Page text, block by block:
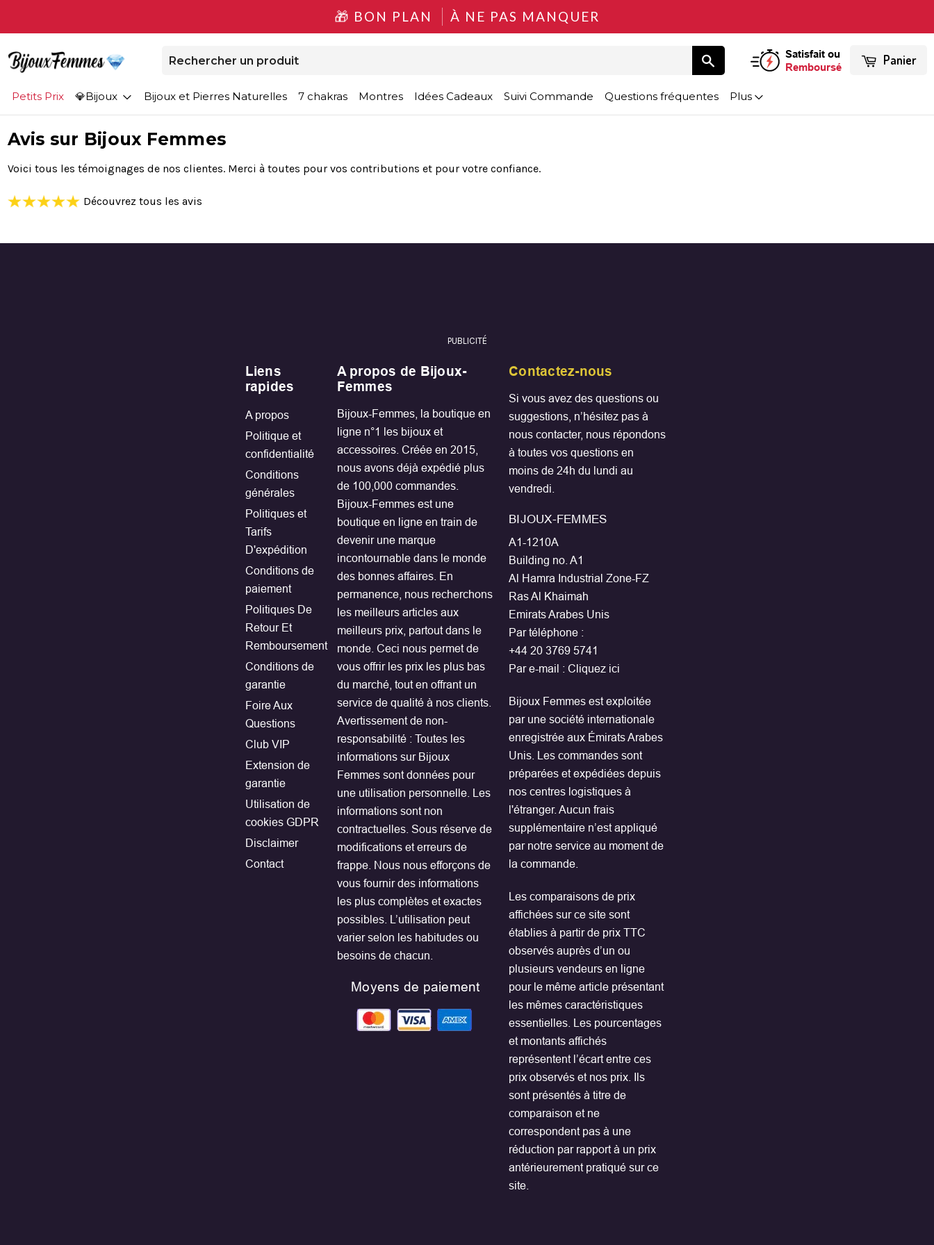
BON PLAN À NE PAS MANQUER
Satisfait ou
Remboursé
Panier
Petits Prix Bijoux Bijoux et Pierres Naturelles 7 chakras Montres Idées Cadeaux Suivi Commande Questions fréquentes Plus
Avis sur Bijoux Femmes
Voici tous les témoignages de nos clientes. Merci à toutes pour vos contributions et pour votre confiance.
Découvrez tous les avis
PUBLICITÉ
Liens
rapides
A propos
Politique et
confidentialité
Conditions
générales
Politiques et
Tarifs
D'expédition
Conditions de
paiement
Politiques De
Retour Et
Remboursement
Conditions de
garantie
Foire Aux
Questions
Club VIP
Extension de
garantie
Utilisation de
cookies GDPR
Disclaimer
Contact
A propos de Bijoux-
Femmes
Bijoux-Femmes, la boutique en
ligne n°1 les bijoux et
accessoires. Créée en 2015,
nous avons déjà expédié plus
de 100,000 commandes.
Bijoux-Femmes est une
boutique en ligne en train de
devenir une marque
incontournable dans le monde
des bonnes affaires. En
permanence, nous recherchons
les meilleurs articles aux
meilleurs prix, partout dans le
monde. Ceci nous permet de
vous offrir les prix les plus bas
du marché, tout en offrant un
service de qualité à nos clients.
Avertissement de non-
responsabilité : Toutes les
informations sur Bijoux
Femmes sont données pour
une utilisation personnelle. Les
informations sont non
contractuelles. Sous réserve de
modifications et erreurs de
frappe. Nous nous efforçons de
vous fournir des informations
les plus complètes et exactes
possibles. L’utilisation peut
varier selon les habitudes ou
besoins de chacun.
Moyens de paiement
Contactez-nous
Si vous avez des questions ou
suggestions, n’hésitez pas à
nous contacter, nous répondons
à toutes vos questions en
moins de 24h du lundi au
vendredi.
BIJOUX-FEMMES
A1-1210A
Building no. A1
Al Hamra Industrial Zone-FZ
Ras Al Khaimah
Emirats Arabes Unis
Par téléphone :
+44 20 3769 5741
Par e-mail : Cliquez ici
Bijoux Femmes est exploitée
par une société internationale
enregistrée aux Émirats Arabes
Unis. Les commandes sont
préparées et expédiées depuis
nos centres logistiques à
l'étranger. Aucun frais
supplémentaire n’est appliqué
par notre service au moment de
la commande.
Les comparaisons de prix
affichées sur ce site sont
établies à partir de prix TTC
observés auprès d’un ou
plusieurs vendeurs en ligne
pour le même article présentant
les mêmes caractéristiques
essentielles. Les pourcentages
et montants affichés
représentent l’écart entre ces
prix observés et nos prix. Ils
sont présentés à titre de
comparaison et ne
correspondent pas à une
réduction par rapport à un prix
antérieurement pratiqué sur ce
site.